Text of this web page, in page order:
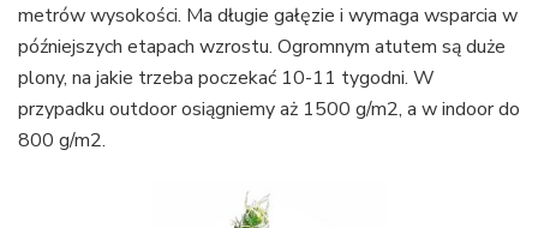
metrów wysokości. Ma długie gałęzie i wymaga wsparcia w
późniejszych etapach wzrostu. Ogromnym atutem są duże
plony, na jakie trzeba poczekać 10-11 tygodni. W
przypadku outdoor osiągniemy aż 1500 g/m2, a w indoor do
800 g/m2.